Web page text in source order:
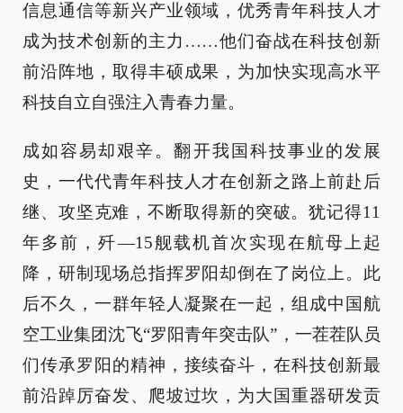
信息通信等新兴产业领域，优秀青年科技人才
成为技术创新的主力……他们奋战在科技创新
前沿阵地，取得丰硕成果，为加快实现高水平
科技自立自强注入青春力量。
成如容易却艰辛。翻开我国科技事业的发展
史，一代代青年科技人才在创新之路上前赴后
继、攻坚克难，不断取得新的突破。犹记得11
年多前，歼—15舰载机首次实现在航母上起
降，研制现场总指挥罗阳却倒在了岗位上。此
后不久，一群年轻人凝聚在一起，组成中国航
空工业集团沈飞“罗阳青年突击队”，一茬茬队员
们传承罗阳的精神，接续奋斗，在科技创新最
前沿踔厉奋发、爬坡过坎，为大国重器研发贡